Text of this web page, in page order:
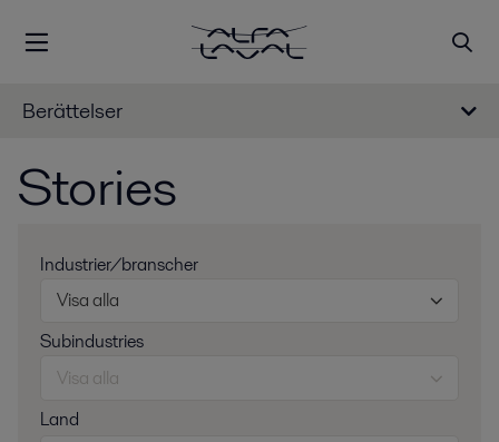
Berättelser
Stories
Industrier/branscher
Visa alla
Subindustries
Visa alla
Land